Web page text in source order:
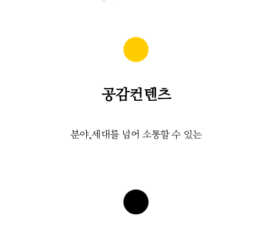
●
공감컨텐츠
분야,세대를 넘어 소통할 수 있는
●